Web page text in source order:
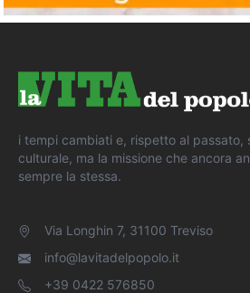
i tempi cambiati e, rispetto al passato,
culturale, ma la missione che ancora
sempre la stessa.
Via Longhin 7, 31100 Treviso
info@lavitadelpopolo.it
+39 0422 576850